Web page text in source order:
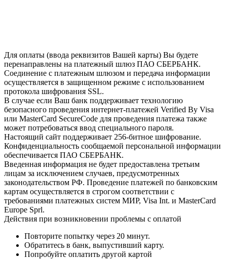
Для оплаты (ввода реквизитов Вашей карты) Вы будете
перенаправлены на платежный шлюз ПАО СБЕРБАНК.
Соединение с платежным шлюзом и передача информации
осуществляется в защищенном режиме с использованием
протокола шифрования SSL.
В случае если Ваш банк поддерживает технологию
безопасного проведения интернет-платежей Verified By Visa
или MasterCard SecureCode для проведения платежа также
может потребоваться ввод специального пароля.
Настоящий сайт поддерживает 256-битное шифрование.
Конфиденциальность сообщаемой персональной информации
обеспечивается ПАО СБЕРБАНК.
Введенная информация не будет предоставлена третьим
лицам за исключением случаев, предусмотренных
законодательством РФ. Проведение платежей по банковским
картам осуществляется в строгом соответствии с
требованиями платежных систем МИР, Visa Int. и MasterCard
Europe Sprl.
Действия при возникновении проблемы с оплатой
Повторите попытку через 20 минут.
Обратитесь в банк, выпустивший карту.
Попробуйте оплатить другой картой